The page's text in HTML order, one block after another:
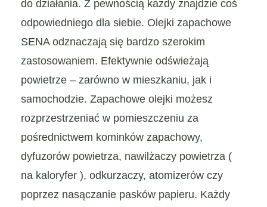
do działania. Z pewnością każdy znajdzie coś
odpowiedniego dla siebie. Olejki zapachowe
SENA odznaczają się bardzo szerokim
zastosowaniem. Efektywnie odświeżają
powietrze ‒ zarówno w mieszkaniu, jak i
samochodzie. Zapachowe olejki możesz
rozprzestrzeniać w pomieszczeniu za
pośrednictwem kominków zapachowy,
dyfuzorów powietrza, nawilżaczy powietrza (
na kaloryfer ), odkurzaczy, atomizerów czy
poprzez nasączanie pasków papieru. Każdy